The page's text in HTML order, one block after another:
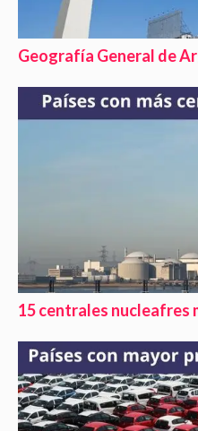
Geografía General de
15 centrales nucleafres